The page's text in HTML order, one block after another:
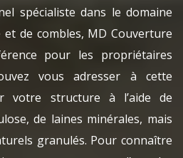
spécialiste dans le domaine
de combles, MD Couverture
pour les propriétaires
vous adresser à cette
votre structure à l’aide de
de laines minérales, mais
granulés. Pour connaître